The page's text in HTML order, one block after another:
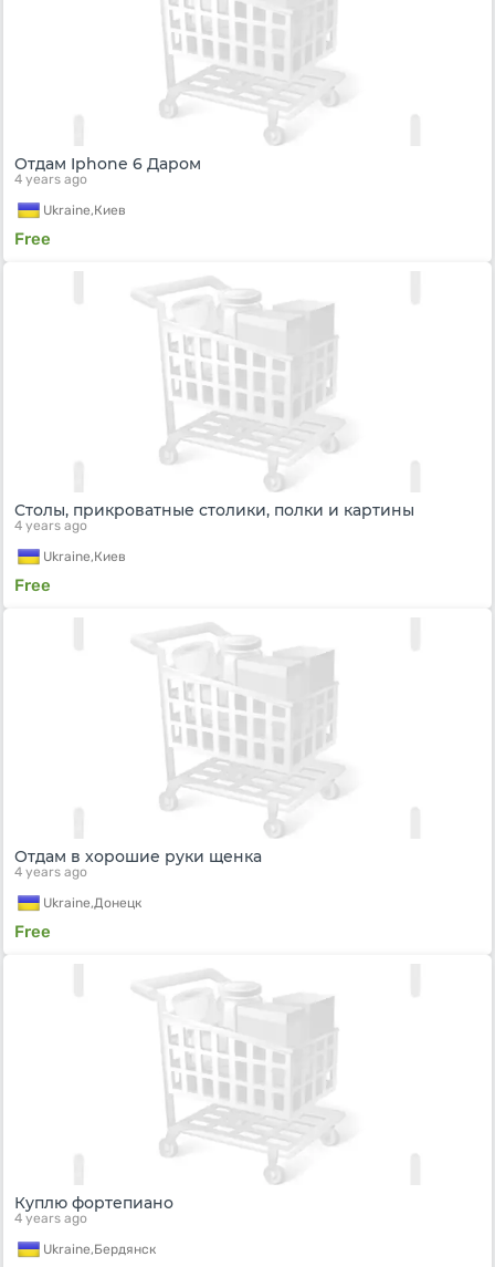
Отдам Iphone 6 Даром
4 years ago
Ukraine,Киев
Free
Столы, прикроватные столики, полки и картины
4 years ago
Ukraine,Киев
Free
Отдам в хорошие руки щенка
4 years ago
Ukraine,Донецк
Free
Куплю фортепиано
4 years ago
Ukraine,Бердянск